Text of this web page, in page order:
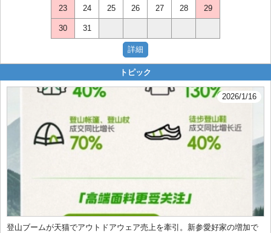
23 24 25 26 27 28 29
30 31
トピック
2026/1/16
登山ブームが天猫でアウトドアウェア売上を牽引。新参愛好家の増加で